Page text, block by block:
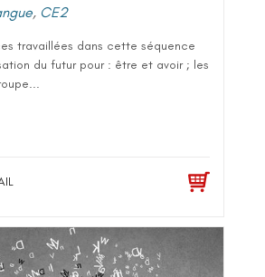
, CE2
travaillées dans cette séquence
du futur pour : être et avoir ; les